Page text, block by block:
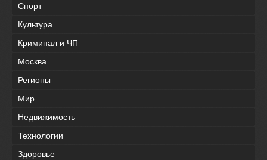
Спорт
Культура
Криминал и ЧП
Москва
Регионы
Мир
Недвижимость
Технологии
Здоровье